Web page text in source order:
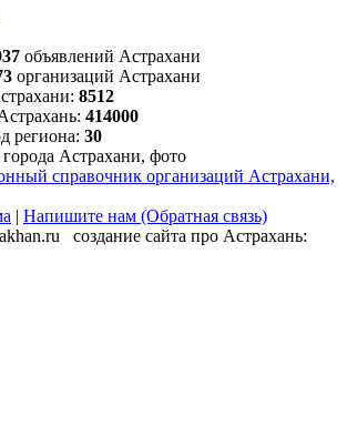
объявлений Астрахани
организаций Астрахани
8512
414000
региона: 30
справочник организаций Астрахани,
| Напишите нам (Обратная связь)
создание сайта про Астрахань: